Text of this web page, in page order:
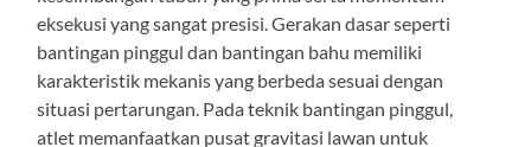
eksekusi yang sangat presisi. Gerakan dasar seperti
bantingan pinggul dan bantingan bahu memiliki
karakteristik mekanis yang berbeda sesuai dengan
situasi pertarungan. Pada teknik bantingan pinggul,
atlet memanfaatkan pusat gravitasi lawan untuk